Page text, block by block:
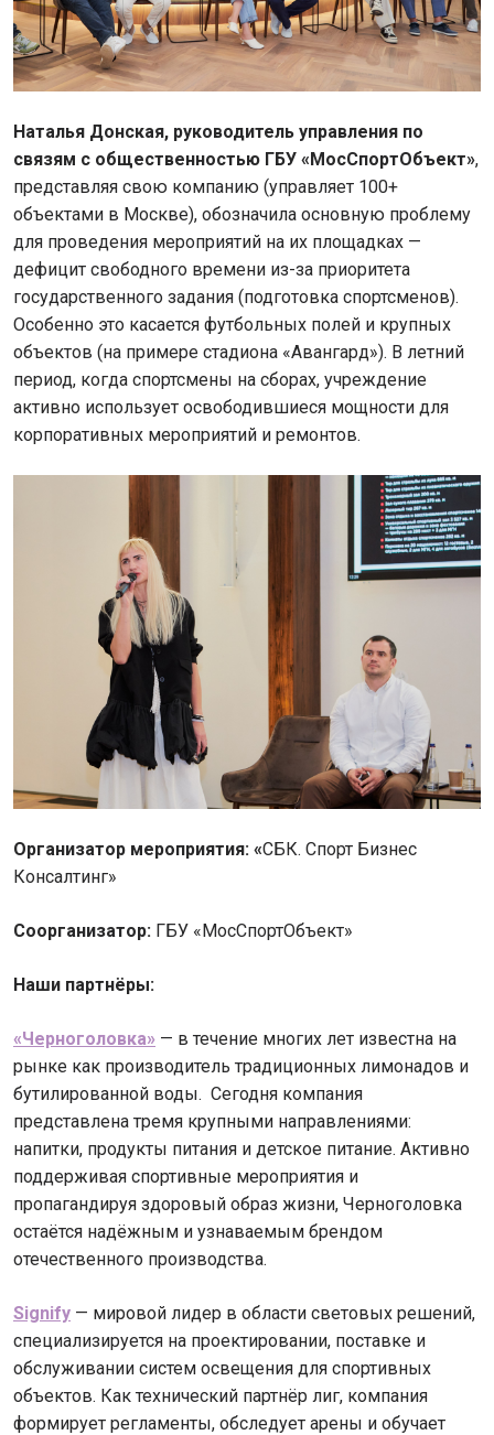
Наталья Донская, руководитель управления по
связям с общественностью ГБУ «МосСпортОбъект»,
представляя свою компанию (управляет 100+
объектами в Москве), обозначила основную проблему
для проведения мероприятий на их площадках —
дефицит свободного времени из-за приоритета
государственного задания (подготовка спортсменов).
Особенно это касается футбольных полей и крупных
объектов (на примере стадиона «Авангард»). В летний
период, когда спортсмены на сборах, учреждение
активно использует освободившиеся мощности для
корпоративных мероприятий и ремонтов.
Организатор мероприятия: «СБК. Спорт Бизнес
Консалтинг»
Соорганизатор: ГБУ «МосСпортОбъект»
Наши партнёры:
«Черноголовка» — в течение многих лет известна на
рынке как производитель традиционных лимонадов и
бутилированной воды. Сегодня компания
представлена тремя крупными направлениями:
напитки, продукты питания и детское питание. Активно
поддерживая спортивные мероприятия и
пропагандируя здоровый образ жизни, Черноголовка
остаётся надёжным и узнаваемым брендом
отечественного производства.
Signify — мировой лидер в области световых решений,
специализируется на проектировании, поставке и
обслуживании систем освещения для спортивных
объектов. Как технический партнёр лиг, компания
формирует регламенты, обследует арены и обучает